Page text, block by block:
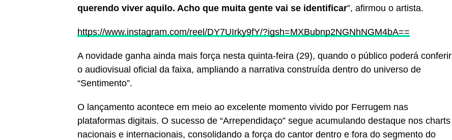
querendo viver aquilo. Acho que muita gente vai se identificar”, afirmou o artista.
https://www.instagram.com/reel/DY7UIrky9fY/?igsh=MXBubnp2NGNhNGM4bA==
A novidade ganha ainda mais força nesta quinta-feira (29), quando o público poderá conferir
o audiovisual oficial da faixa, ampliando a narrativa construída dentro do universo de
“Sentimento”.
O lançamento acontece em meio ao excelente momento vivido por Ferrugem nas
plataformas digitais. O sucesso de “Arrependidaço” segue acumulando destaque nos charts
nacionais e internacionais, consolidando a força do cantor dentro e fora do segmento do